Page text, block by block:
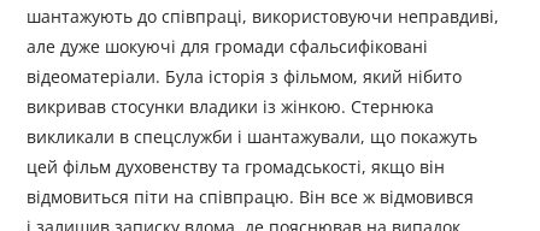
шантажують до співпраці, використовуючи неправдиві,
але дуже шокуючі для громади сфальсифіковані
відеоматеріали. Була історія з фільмом, який нібито
викривав стосунки владики із жінкою. Стернюка
викликали в спецслужби і шантажували, що покажуть
цей фільм духовенству та громадськості, якщо він
відмовиться піти на співпрацю. Він все ж відмовився